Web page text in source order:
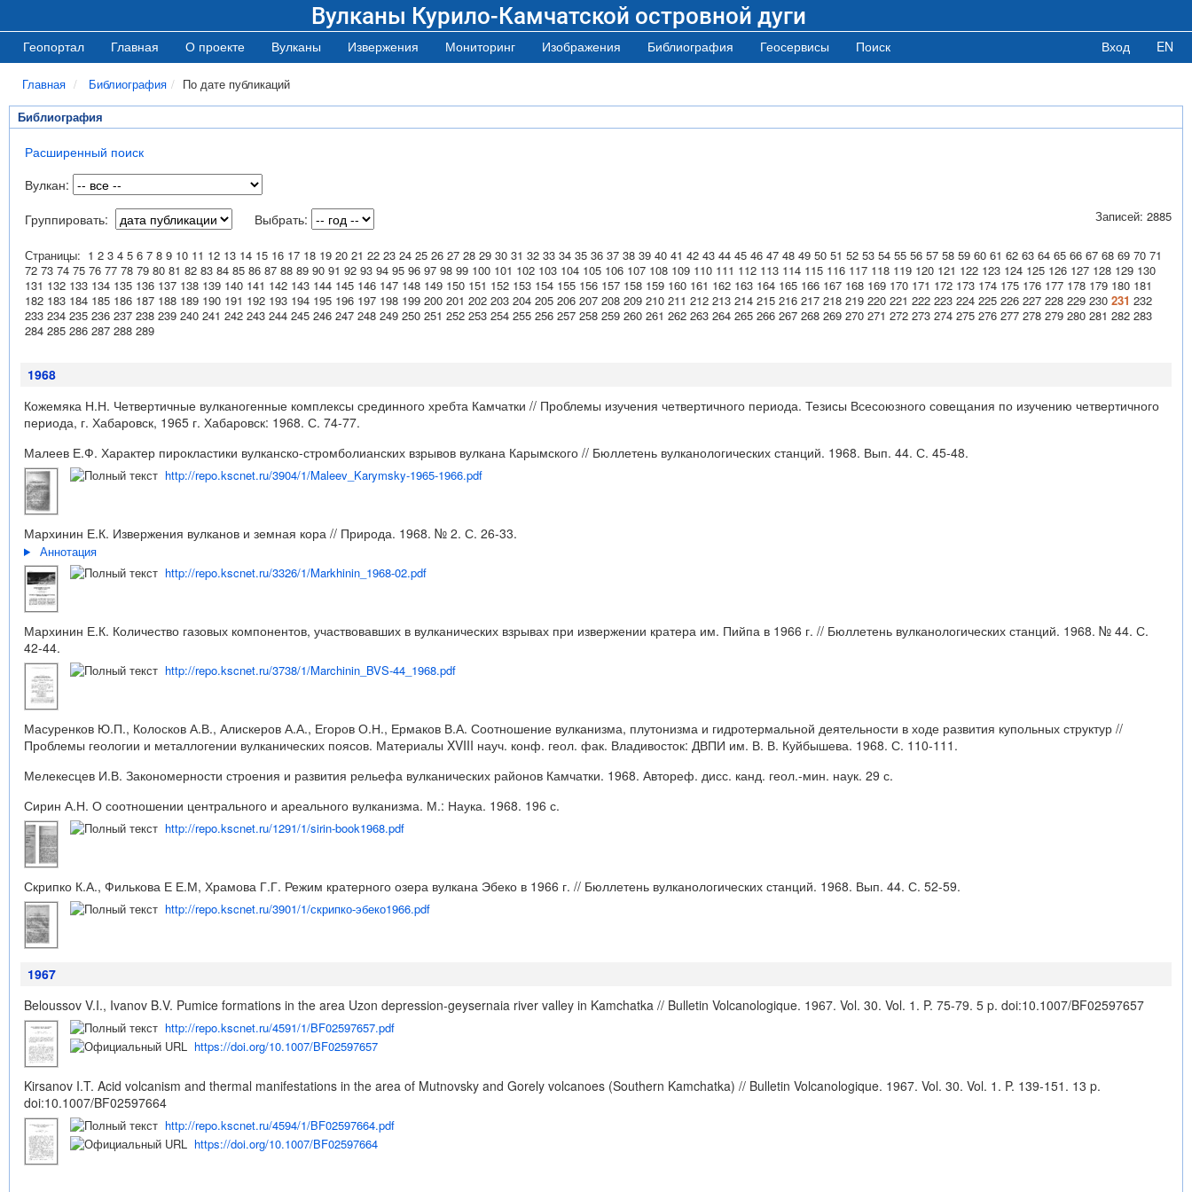
Вулканы Курило-Камчатской островной дуги
Геопортал Главная О проекте Вулканы Извержения Мониторинг Изображения Библиография Геосервисы Поиск Вход EN
Главная Библиография По дате публикаций
Библиография
Расширенный поиск
Вулкан:
Группировать:
Выбрать: Записей: 2885
Страницы: 1 2 3 4 5 6 7 8 9 10 11 12 13 14 15 16 17 18 19 20 21 22 23 24 25 26 27 28 29 30 31 32 33 34 35 36 37 38 39 40 41 42 43 44 45 46 47 48 49 50 51 52 53 54 55 56 57 58 59 60 61 62 63 64 65 66 67 68 69 70 71
72 73 74 75 76 77 78 79 80 81 82 83 84 85 86 87 88 89 90 91 92 93 94 95 96 97 98 99 100 101 102 103 104 105 106 107 108 109 110 111 112 113 114 115 116 117 118 119 120 121 122 123 124 125 126 127 128 129 130
131 132 133 134 135 136 137 138 139 140 141 142 143 144 145 146 147 148 149 150 151 152 153 154 155 156 157 158 159 160 161 162 163 164 165 166 167 168 169 170 171 172 173 174 175 176 177 178 179 180 181
182 183 184 185 186 187 188 189 190 191 192 193 194 195 196 197 198 199 200 201 202 203 204 205 206 207 208 209 210 211 212 213 214 215 216 217 218 219 220 221 222 223 224 225 226 227 228 229 230 231 232
233 234 235 236 237 238 239 240 241 242 243 244 245 246 247 248 249 250 251 252 253 254 255 256 257 258 259 260 261 262 263 264 265 266 267 268 269 270 271 272 273 274 275 276 277 278 279 280 281 282 283
284 285 286 287 288 289
1968
Кожемяка Н.Н. Четвертичные вулканогенные комплексы срединного хребта Камчатки // Проблемы изучения четвертичного периода. Тезисы Всесоюзного совещания по изучению четвертичного
периода, г. Хабаровск, 1965 г. Хабаровск: 1968. С. 74-77.
Малеев Е.Ф. Характер пирокластики вулканско-стромболианских взрывов вулкана Карымского // Бюллетень вулканологических станций. 1968. Вып. 44. С. 45-48.
http://repo.kscnet.ru/3904/1/Maleev_Karymsky-1965-1966.pdf
Мархинин Е.К. Извержения вулканов и земная кора // Природа. 1968. № 2. С. 26-33.
Аннотация
http://repo.kscnet.ru/3326/1/Markhinin_1968-02.pdf
Мархинин Е.К. Количество газовых компонентов, участвовавших в вулканических взрывах при извержении кратера им. Пийпа в 1966 г. // Бюллетень вулканологических станций. 1968. № 44. С.
42-44.
http://repo.kscnet.ru/3738/1/Marchinin_BVS-44_1968.pdf
Масуренков Ю.П., Колосков А.В., Алискеров А.А., Егоров О.Н., Ермаков В.А. Соотношение вулканизма, плутонизма и гидротермальной деятельности в ходе развития купольных структур //
Проблемы геологии и металлогении вулканических поясов. Материалы XVIII науч. конф. геол. фак. Владивосток: ДВПИ им. В. В. Куйбышева. 1968. С. 110-111.
Мелекесцев И.В. Закономерности строения и развития рельефа вулканических районов Камчатки. 1968. Автореф. дисс. канд. геол.-мин. наук. 29 с.
Сирин А.Н. О соотношении центрального и ареального вулканизма. М.: Наука. 1968. 196 с.
http://repo.kscnet.ru/1291/1/sirin-book1968.pdf
Скрипко К.А., Филькова Е Е.М, Храмова Г.Г. Режим кратерного озера вулкана Эбеко в 1966 г. // Бюллетень вулканологических станций. 1968. Вып. 44. С. 52-59.
http://repo.kscnet.ru/3901/1/скрипко-эбеко1966.pdf
1967
Beloussov V.I., Ivanov B.V. Pumice formations in the area Uzon depression-geysernaia river valley in Kamchatka // Bulletin Volcanologique. 1967. Vol. 30. Vol. 1. P. 75-79. 5 p. doi:10.1007/BF02597657
http://repo.kscnet.ru/4591/1/BF02597657.pdf
https://doi.org/10.1007/BF02597657
Kirsanov I.T. Acid volcanism and thermal manifestations in the area of Mutnovsky and Gorely volcanoes (Southern Kamchatka) // Bulletin Volcanologique. 1967. Vol. 30. Vol. 1. P. 139-151. 13 p.
doi:10.1007/BF02597664
http://repo.kscnet.ru/4594/1/BF02597664.pdf
https://doi.org/10.1007/BF02597664